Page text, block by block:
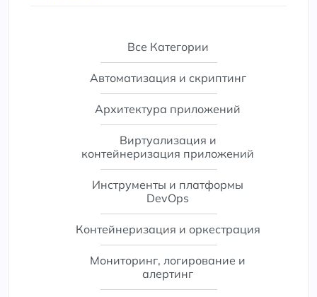
Все Категории
Автоматизация и скриптинг
Архитектура приложений
Виртуализация и
контейнеризация приложений
Инструменты и платформы
DevOps
Контейнеризация и оркестрация
Мониторинг, логирование и
алертинг